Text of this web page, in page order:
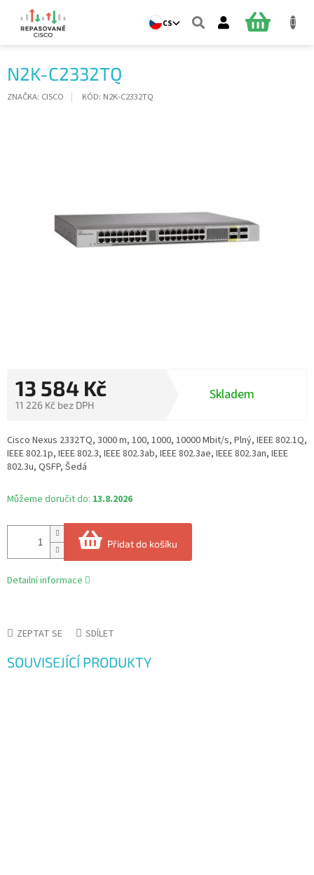
obsah
CS
NÁKUPNÍ
N2K-C2332TQ
ZNAČKA: CISCO KÓD: N2K-C2332TQ
13 584 Kč
11 226 Kč bez DPH
cena:
Skladem
Můžeme doručit do: 13.8.2026
Přidat do košíku
Cisco Nexus 2332TQ, 3000 m, 100, 1000, 10000 Mbit/s, Plný, IEEE 802.1Q,
IEEE 802.1p, IEEE 802.3, IEEE 802.3ab, IEEE 802.3ae, IEEE 802.3an, IEEE
802.3u, QSFP, Šedá
Detailní informace
ZEPTAT SE SDÍLET
SOUVISEJÍCÍ PRODUKTY